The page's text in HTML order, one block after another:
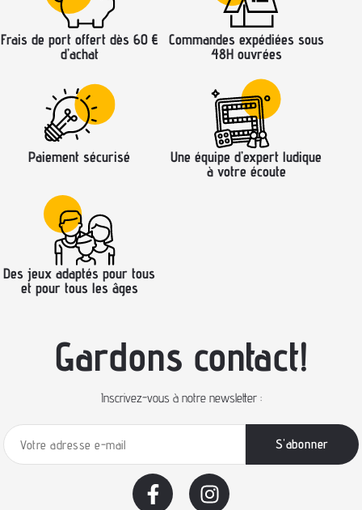
Frais de port offert dès 60 €
d’achat
Commandes expédiées sous
48H ouvrées
Paiement sécurisé
Une équipe d’expert ludique
à votre écoute
Des jeux adaptés pour tous
et pour tous les âges
Gardons contact!
Inscrivez-vous à notre newsletter :